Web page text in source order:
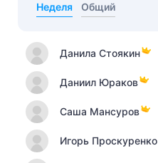
Неделя Общий
Данила Стоякин
Даниил Юраков
Саша Мансуров
Игорь Проскуренко